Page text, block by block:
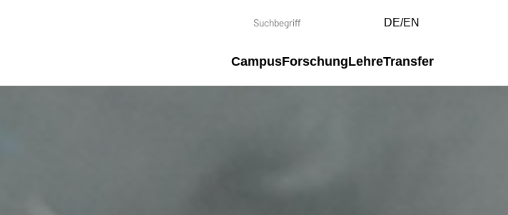
DE/EN
CampusForschungLehreTransfer